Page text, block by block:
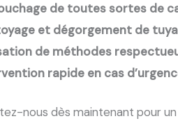
de toutes sortes de
et dégorgement de
de méthodes
rapide en cas
nous dès maintenant pour